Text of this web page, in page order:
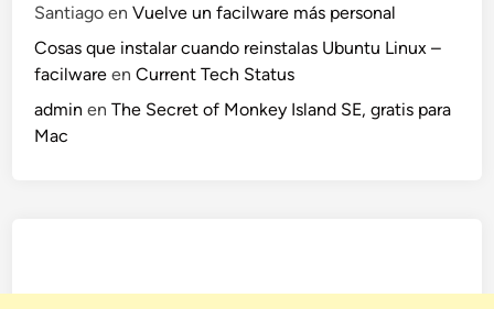
Santiago enVuelve un facilware más personal
Cosas que instalar cuando reinstalas Ubuntu Linux –
facilware enCurrent Tech Status
admin enThe Secret of Monkey Island SE, gratis para
Mac